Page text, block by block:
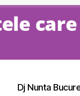
Dj Nunta